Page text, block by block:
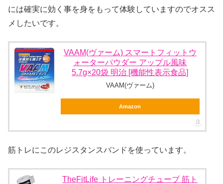
には確実に効く事を身をもって体験していますのでオスス
メしたいです。
VAAM(ヴァーム) スマートフィットウ
ォーターパウダー アップル風味
5.7g×20袋 明治 [機能性表示食品]
VAAM(ヴァーム)
Amazon
筋トレにこのレジスタンスバンドを使っています。
TheFitLife トレーニングチューブ 筋ト